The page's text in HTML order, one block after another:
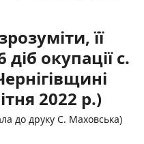
її
окупації с.
2022 р.)
до друку С. Маховська)